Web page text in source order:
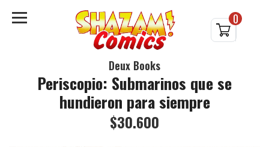
0
Deux Books
Periscopio: Submarinos que se
hundieron para siempre
$30.600